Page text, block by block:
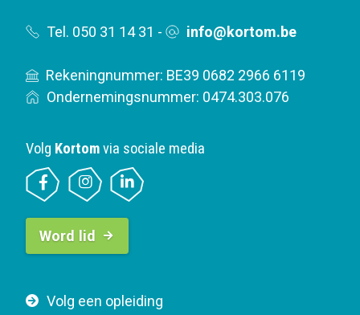
Tel. 050 31 14 31 - info@kortom.be
Rekeningnummer: BE39 0682 2966 6119
Ondernemingsnummer: 0474.303.076
F
Volg een opleiding
Volg Kortomvia sociale media
B
t
o
Word lid